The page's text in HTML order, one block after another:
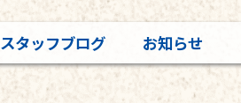
スタッフブログ お知らせ